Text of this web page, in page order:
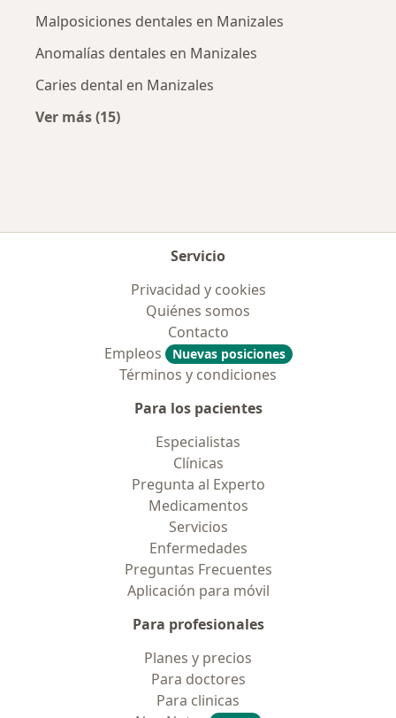
Malposiciones dentales en Manizales
Anomalías dentales en Manizales
Caries dental en Manizales
Ver más (15)
Servicio
Privacidad y cookies
Quiénes somos
Contacto
Empleos
Nuevas posiciones
Términos y condiciones
Para los pacientes
Especialistas
Clínicas
Pregunta al Experto
Medicamentos
Servicios
Enfermedades
Preguntas Frecuentes
Aplicación para móvil
Para profesionales
Planes y precios
Para doctores
Para clinicas